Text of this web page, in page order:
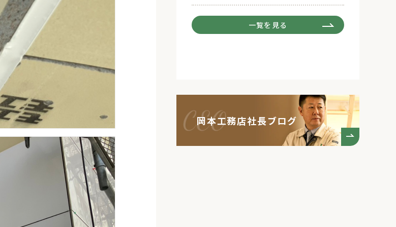
一覧を見る
岡本工務店社長ブログ